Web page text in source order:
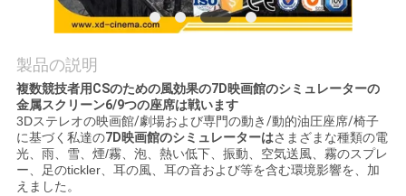
問
い
合
わ
製品の説明
複数競技者用CSのための風効果の7D映画館のシミュレーターの
金属スクリーン6/9つの座席は戦います
3Dステレオの映画館/劇場および専門の動き/動的油圧座席/椅子
に基づく私達の7D映画館のシミュレーターはさまざまな種類の電
光、雨、雪、煙/霧、泡、熱い低下、振動、空気送風、霧のスプレ
ー、足のtickler、耳の風、耳の音および等を含む環境影響を、加
えました。